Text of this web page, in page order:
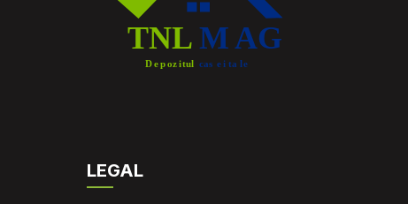
LEGAL